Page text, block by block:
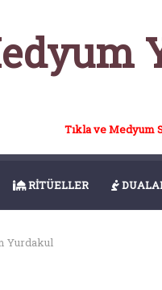
Tıkla ve Medyum
RİTÜELLER
Yurdakul